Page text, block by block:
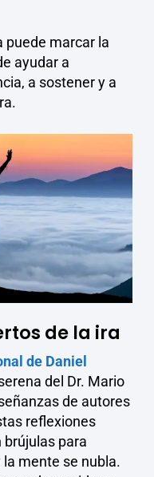
puede marcar la
ayudar a
a sostener y a
de la ira
de Daniel
del Dr. Mario
de autores
reflexiones
para
mente se nubla.